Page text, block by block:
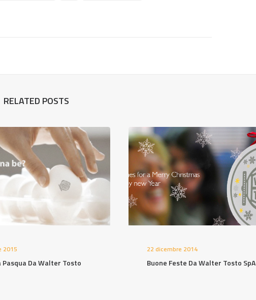
RELATED POSTS
2015
Pasqua Da Walter Tosto
22 dicembre 2014
Buone Feste Da Walter Tosto SpA